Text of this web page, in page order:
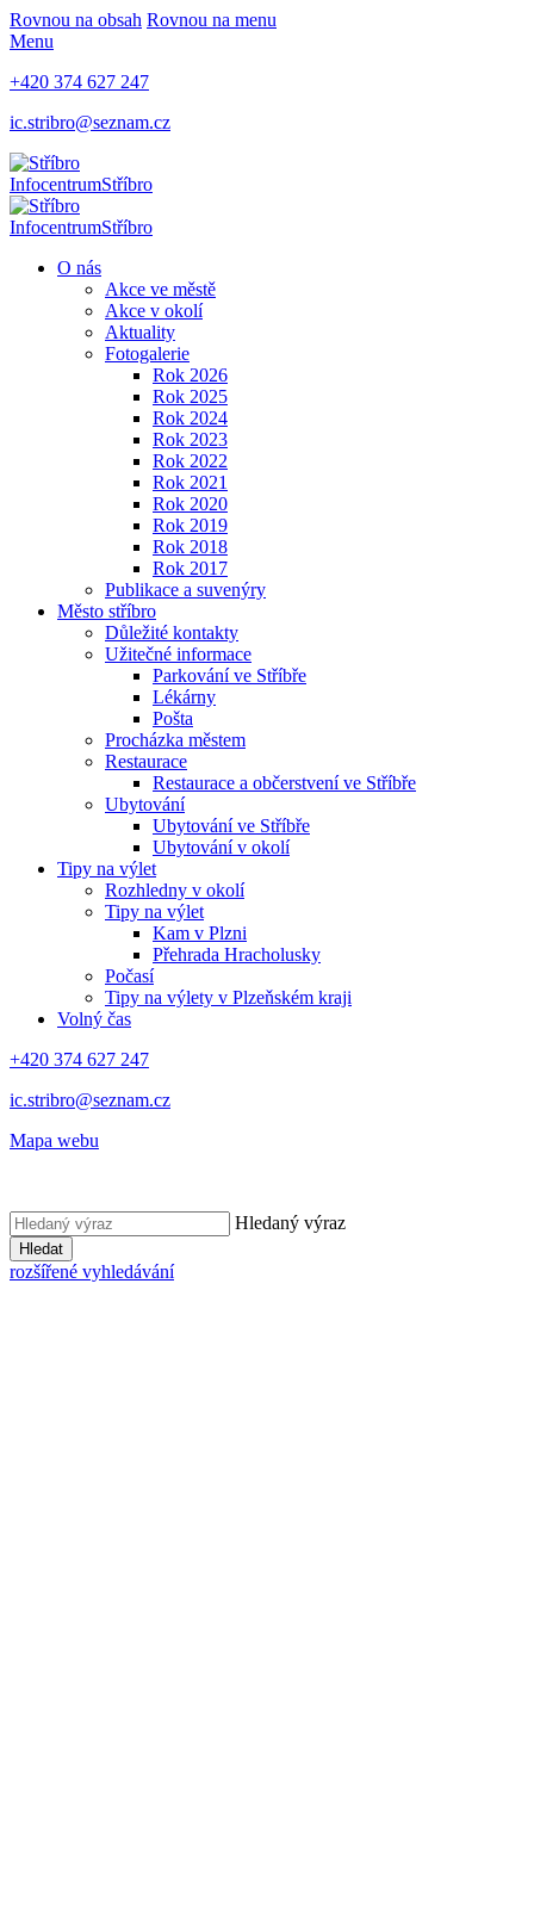
Rovnou na obsah Rovnou na menu
Menu
+420 374 627 247
ic.stribro@seznam.cz
InfocentrumStříbro
InfocentrumStříbro
O nás
Akce ve městě
Akce v okolí
Aktuality
Fotogalerie
Rok 2026
Rok 2025
Rok 2024
Rok 2023
Rok 2022
Rok 2021
Rok 2020
Rok 2019
Rok 2018
Rok 2017
Publikace a suvenýry
Město stříbro
Důležité kontakty
Užitečné informace
Parkování ve Stříbře
Lékárny
Pošta
Procházka městem
Restaurace
Restaurace a občerstvení ve Stříbře
Ubytování
Ubytování ve Stříbře
Ubytování v okolí
Tipy na výlet
Rozhledny v okolí
Tipy na výlet
Kam v Plzni
Přehrada Hracholusky
Počasí
Tipy na výlety v Plzeňském kraji
Volný čas
+420 374 627 247
ic.stribro@seznam.cz
Mapa webu
Hledaný výraz
Hledat
rozšířené vyhledávání